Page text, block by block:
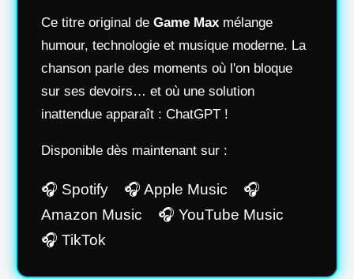
Ce titre original de Game Max mélange
humour, technologie et musique moderne. La
chanson parle des moments où l'on bloque
sur ses devoirs… et où une solution
inattendue apparaît : ChatGPT !
Disponible dès maintenant sur :
🎧 Spotify 🎧 Apple Music 🎧
Amazon Music 🎧 YouTube Music
🎧 TikTok